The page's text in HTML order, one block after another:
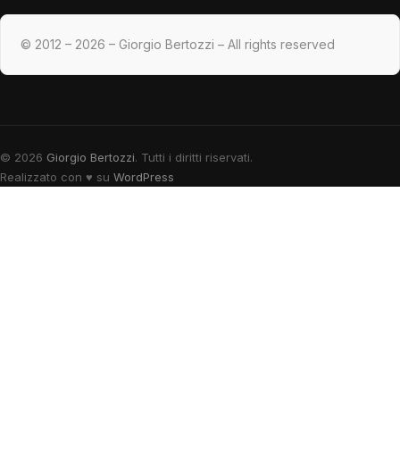
© 2012 – 2026 – Giorgio Bertozzi – All rights reserved
© 2026 Giorgio Bertozzi. Tutti i diritti riservati.
Realizzato con ♥ su WordPress